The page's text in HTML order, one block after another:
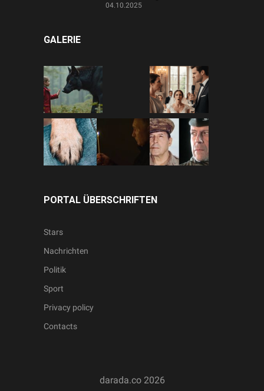
04.10.2025
GALERIE
PORTAL ÜBERSCHRIFTEN
Stars
Nachrichten
Politik
Sport
Privacy policy
Contacts
darada.co 2026